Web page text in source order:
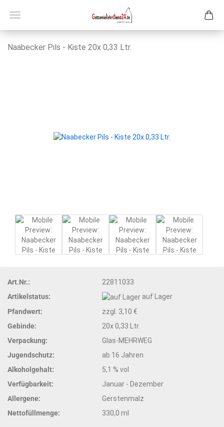
Naabe­cker Pils - Kiste 20x 0,33 Ltr.
Art.Nr.:
22811033
Artikelstatus:
auf Lager
Pfandwert:
zzgl. 3,10 €
Gebinde:
20x 0,33 Ltr.
Verpackung:
Glas-MEHRWEG
Jugendschutz:
ab 16 Jahren
Alkoholgehalt:
5,1 % vol
Verfügbarkeit:
Januar - Dezember
Allergene:
Gerstenmalz
Nettofüllmenge:
330,0 ml